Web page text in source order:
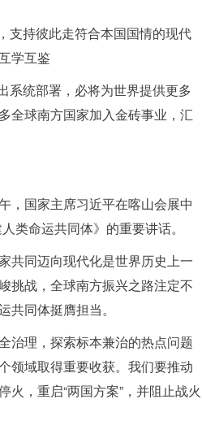
支持彼此走符合本国国情的现代
学互鉴
系统部署，必将为世界提供更多
全球南方国家加入金砖事业，汇
，国家主席习近平在喀山会展中
类命运共同体》的重要讲话。
共同迈向现代化是世界历史上一
挑战，全球南方振兴之路注定不
同体挺膺担当。
理，探索标本兼治的热点问题
领域取得重要收获。我们要推动
，重启“两国方案”，并阻止战火